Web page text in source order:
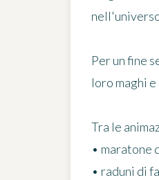
Per un fine
loro maghi
Tra le
• maratone
• raduni di